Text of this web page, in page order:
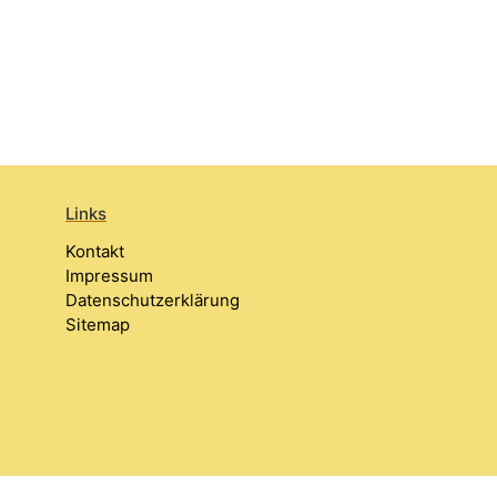
Links
Kontakt
Impressum
Datenschutzerklärung
Sitemap